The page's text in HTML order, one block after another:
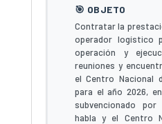
Contratar la
operador logístico
operación y
reuniones y
el Centro Nacional
para el año 2026,
subvencionado
habla y el Centro